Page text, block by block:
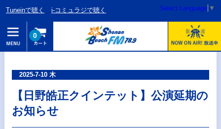
Tuneinで聴く i-コミュラジで聴く Select Language ▼
0
2025-7-10 木
【日野皓正クインテット】公演延期の
お知らせ